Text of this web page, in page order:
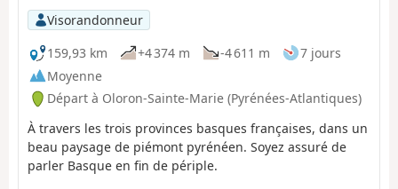
Visorandonneur
159,93 km
+4 374 m -4 611 m
7 jours
Moyenne
Départ à Oloron-Sainte-Marie (Pyrénées-Atlantiques)
À travers les trois provinces basques françaises, dans un
beau paysage de piémont pyrénéen. Soyez assuré de
parler Basque en fin de périple.